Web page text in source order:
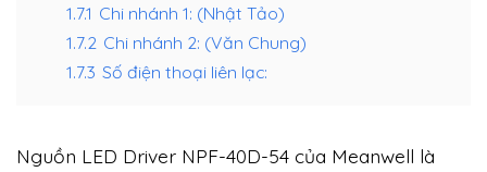
1.7.1 Chi nhánh 1: (Nhật Tảo)
1.7.2 Chi nhánh 2: (Văn Chung)
1.7.3 Số điện thoại liên lạc:
Nguồn LED Driver NPF-40D-54 của Meanwell là